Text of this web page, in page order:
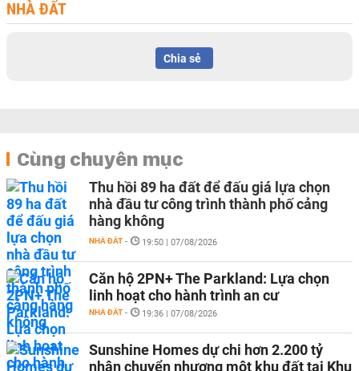
NHÀ ĐẤT
Chia sẻ
Cùng chuyên mục
Thu hồi 89 ha đất để đấu giá lựa chọn
nhà đầu tư công trình thành phố cảng
hàng không
NHÀ ĐẤT - 19:50 | 07/08/2026
Căn hộ 2PN+ The Parkland: Lựa chọn
linh hoạt cho hành trình an cư
NHÀ ĐẤT - 19:36 | 07/08/2026
Sunshine Homes dự chi hơn 2.200 tỷ
nhận chuyển nhượng một khu đất tại Khu